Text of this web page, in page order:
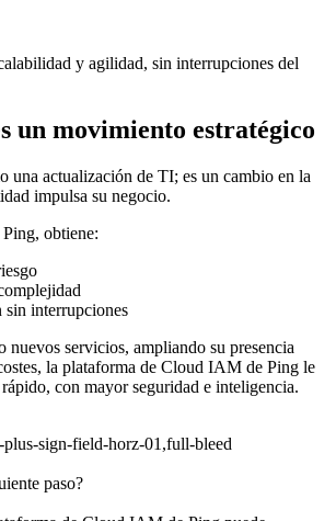
y agilidad, sin interrupciones del
un movimiento estratégico
una actualización de TI; es un cambio en la
impulsa su negocio.
obtiene:
interrupciones
nuevos servicios, ampliando su presencia
la plataforma de Cloud IAM de Ping le
con mayor seguridad e inteligencia.
plus-sign-field-horz-01,full-bleed
paso?